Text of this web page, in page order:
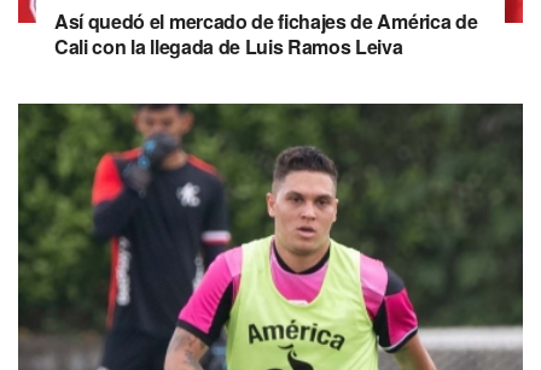
Así quedó el mercado de fichajes de América de
Cali con la llegada de Luis Ramos Leiva